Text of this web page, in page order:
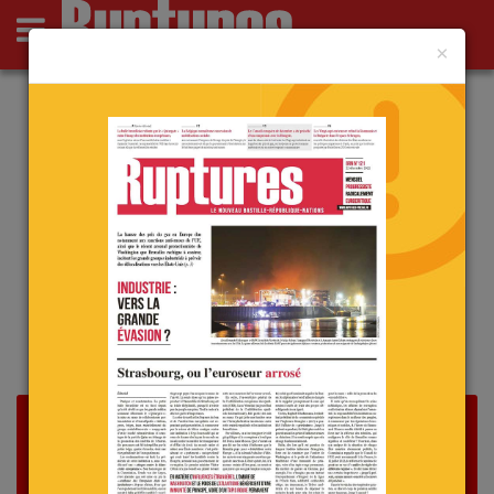
Actus Opinions
Point de Ruptures
Culture
Deutsch
Parution de l’édition de mai
le 23 mai 2022
×